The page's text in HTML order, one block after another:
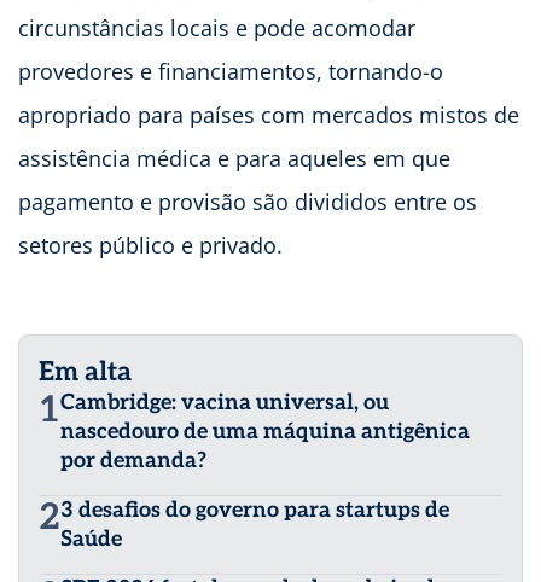
circunstâncias locais e pode acomodar
provedores e financiamentos, tornando-o
apropriado para países com mercados mistos de
assistência médica e para aqueles em que
pagamento e provisão são divididos entre os
setores público e privado.
Em alta
1Cambridge: vacina universal, ou
nascedouro de uma máquina antigênica
por demanda?
23 desafios do governo para startups de
Saúde